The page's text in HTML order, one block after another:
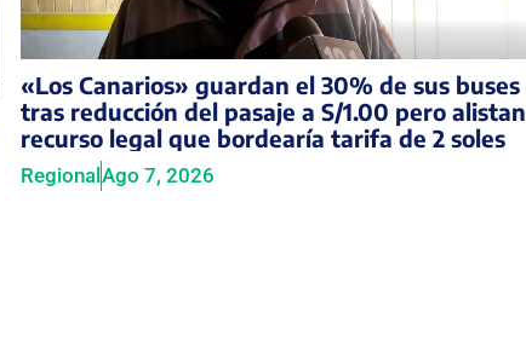
«Los Canarios» guardan el 30% de sus buses
tras reducción del pasaje a S/1.00 pero alistan
recurso legal que bordearía tarifa de 2 soles
Regional Ago 7, 2026